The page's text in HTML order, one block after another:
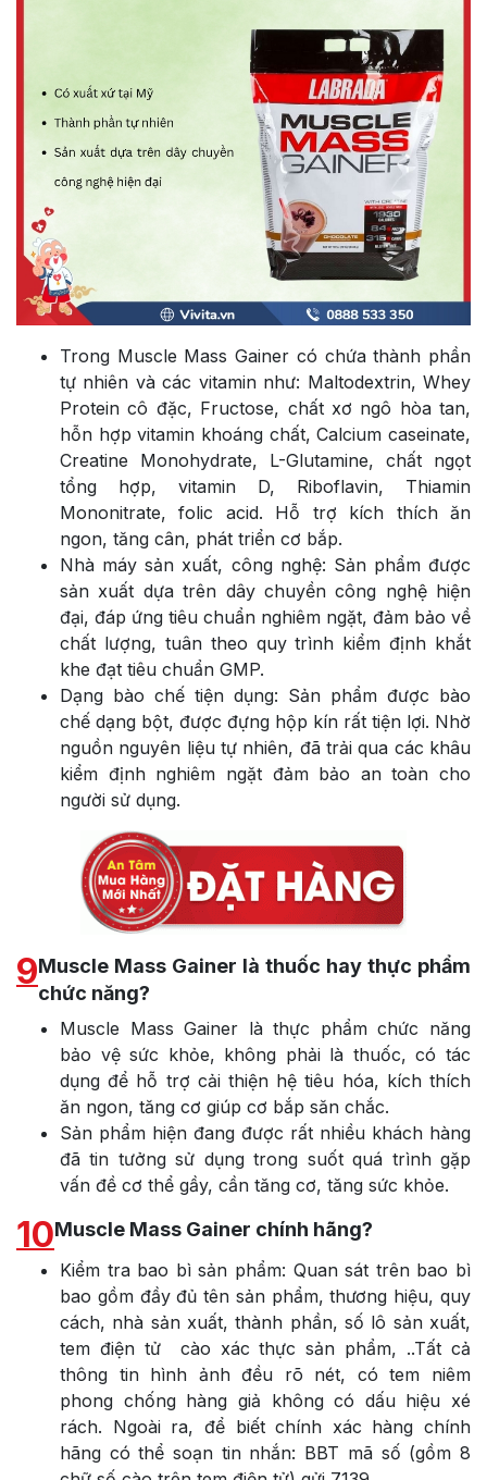
Trong Muscle Mass Gainer có chứa thành phần
tự nhiên và các vitamin như: Maltodextrin, Whey
Protein cô đặc, Fructose, chất xơ ngô hòa tan,
hỗn hợp vitamin khoáng chất, Calcium caseinate,
Creatine Monohydrate, L-Glutamine, chất ngọt
tổng hợp, vitamin D, Riboflavin, Thiamin
Mononitrate, folic acid. Hỗ trợ kích thích ăn
ngon, tăng cân, phát triển cơ bắp.
Nhà máy sản xuất, công nghệ: Sản phẩm được
sản xuất dựa trên dây chuyền công nghệ hiện
đại, đáp ứng tiêu chuẩn nghiêm ngặt, đảm bảo về
chất lượng, tuân theo quy trình kiểm định khắt
khe đạt tiêu chuẩn GMP.
Dạng bào chế tiện dụng: Sản phẩm được bào
chế dạng bột, được đựng hộp kín rất tiện lợi. Nhờ
nguồn nguyên liệu tự nhiên, đã trải qua các khâu
kiểm định nghiêm ngặt đảm bảo an toàn cho
người sử dụng.
9Muscle Mass Gainer là thuốc hay thực phẩm
chức năng?
Muscle Mass Gainer là thực phẩm chức năng
bảo vệ sức khỏe, không phải là thuốc, có tác
dụng để hỗ trợ cải thiện hệ tiêu hóa, kích thích
ăn ngon, tăng cơ giúp cơ bắp săn chắc.
Sản phẩm hiện đang được rất nhiều khách hàng
đã tin tưởng sử dụng trong suốt quá trình gặp
vấn đề cơ thể gầy, cần tăng cơ, tăng sức khỏe.
10Muscle Mass Gainer chính hãng?
Kiểm tra bao bì sản phẩm: Quan sát trên bao bì
bao gồm đầy đủ tên sản phẩm, thương hiệu, quy
cách, nhà sản xuất, thành phần, số lô sản xuất,
tem điện tử cào xác thực sản phẩm, ..Tất cả
thông tin hình ảnh đều rõ nét, có tem niêm
phong chống hàng giả không có dấu hiệu xé
rách. Ngoài ra, để biết chính xác hàng chính
hãng có thể soạn tin nhắn: BBT mã số (gồm 8